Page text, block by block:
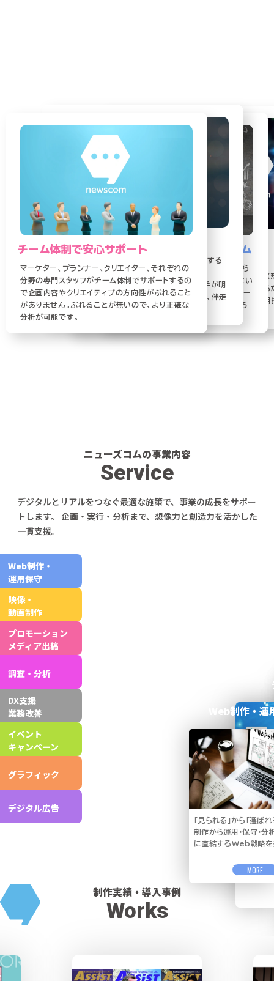
困ったら、悩んだら、ニューズコム
やりたいことはハッキリしているのに、方法が解ら
ない、上手くいかないなどの悩みを抱えているとい
うことはありませんか？より複雑・高度化するマー
ケティング業界において気軽に相談できるところ
想像力×創造力で
事業の成長を促進
事業の目的を達成するための”道筋”を立てる（
像力）だけでなく、メッセージを印象的に届ける
めの”アイデア”（創造力）でより大きな成果を目
チーム体制で安心サポート
マーケター、プランナー、クリエイター、それぞれの
分野の専門スタッフがチーム体制でサポートするの
で企画内容やクリエイティブの方向性がぶれること
がありません。ぶれることが無いので、より正確な
分析が可能です。
伴走支援で成果を導きます
企画・実行・分析・報告まで一連の流れで伴走する
ので
やりっぱなしで終わることがなく、次に打つ手が明
確になります。単発でのご依頼も可能ですが、伴走
することでより高い成果に到達できます。
ニューズコムの事業内容
Service
デジタルとリアルをつなぐ最適な施策で、事業の成長をサポー
トします。 企画・実行・分析まで、想像力と創造力を活かした
一貫支援。
Web制作・
運用保守
映像・
動画制作
プロモーション
メディア出稿
調査・分析
DX支援
業務改善
イベント
キャンペーン
グラフィック
デジタル広告
Web制作・
「見られる」から「選ばれ
制作から運用・保守・分
に直結するWeb戦略を
MORE
企画から
ブランド
狙うター
SNSや
分析で成
制作実績・導入事例
Works